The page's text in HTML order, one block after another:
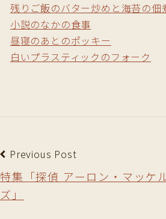
残りご飯のバター炒めと海苔の佃
小説のなかの食事
昼寝のあとのポッキー
白いプラスティックのフォーク
Previous Post
特集「探偵 アーロン・マッケ
ズ」